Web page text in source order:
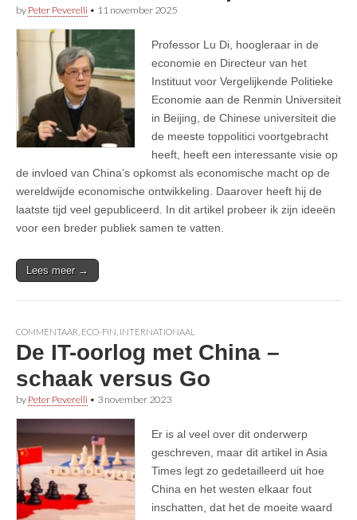
by Peter Peverelli • 11 november 2025
Professor Lu Di, hoogleraar in de
economie en Directeur van het
Instituut voor Vergelijkende Politieke
Economie aan de Renmin Universiteit
in Beijing, de Chinese universiteit die
de meeste toppolitici voortgebracht
heeft, heeft een interessante visie op
de invloed van China’s opkomst als economische macht op de
wereldwijde economische ontwikkeling. Daarover heeft hij de
laatste tijd veel gepubliceerd. In dit artikel probeer ik zijn ideeën
voor een breder publiek samen te vatten.
Lees meer →
COMMENTAAR ECO-FIN INTERNATIONAAL
De IT-oorlog met China –
schaak versus Go
by Peter Peverelli • 3 november 2023
Er is al veel over dit onderwerp
geschreven, maar dit artikel in Asia
Times legt zo gedetailleerd uit hoe
China en het westen elkaar fout
inschatten, dat het de moeite waard